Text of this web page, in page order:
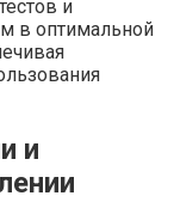
и
в оптимальной
и